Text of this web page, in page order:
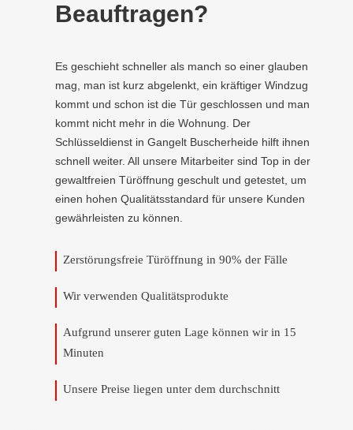
Beauftragen?
Es geschieht schneller als manch so einer glauben
mag, man ist kurz abgelenkt, ein kräftiger Windzug
kommt und schon ist die Tür geschlossen und man
kommt nicht mehr in die Wohnung. Der
Schlüsseldienst in Gangelt Buscherheide hilft ihnen
schnell weiter. All unsere Mitarbeiter sind Top in der
gewaltfreien Türöffnung geschult und getestet, um
einen hohen Qualitätsstandard für unsere Kunden
gewährleisten zu können.
Zerstörungsfreie Türöffnung in 90% der Fälle
Wir verwenden Qualitätsprodukte
Aufgrund unserer guten Lage können wir in 15
Minuten
Unsere Preise liegen unter dem durchschnitt